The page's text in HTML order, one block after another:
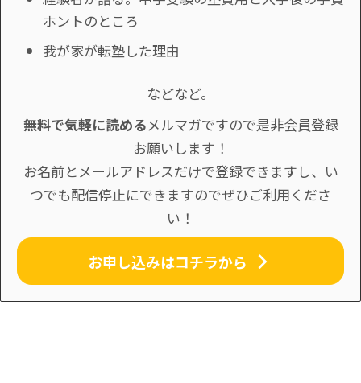
ホントのところ
我が家が転塾した理由
などなど。
無料で気軽に読めるメルマガですので是非会員登録
お願いします！
お名前とメールアドレスだけで登録できますし、い
つでも配信停止にできますのでぜひご利用くださ
い！
お申し込みはコチラから